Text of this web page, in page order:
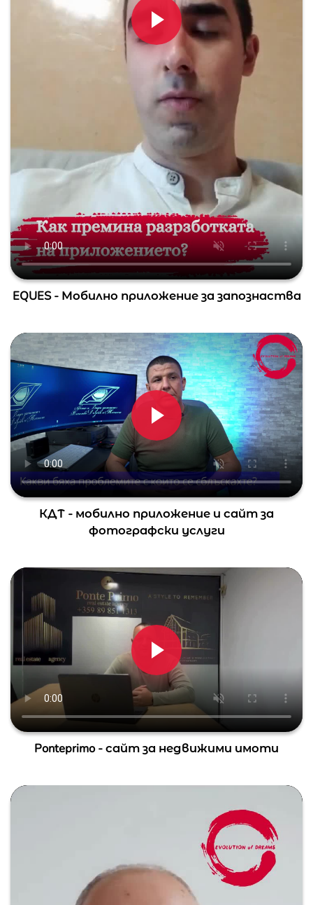
EQUES - Мобилно приложение за запознаства
КДТ - мобилно приложение и сайт за
фотографски услуги
Ponteprimo - сайт за недвижими имоти